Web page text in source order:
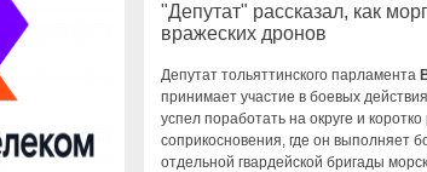
"Депутат" рассказал, как
вражеских дронов
Депутат тольяттинского парламента
принимает участие в боевых
успел поработать на округе и
соприкосновения, где он выполняет
отдельной гвардейской бригады